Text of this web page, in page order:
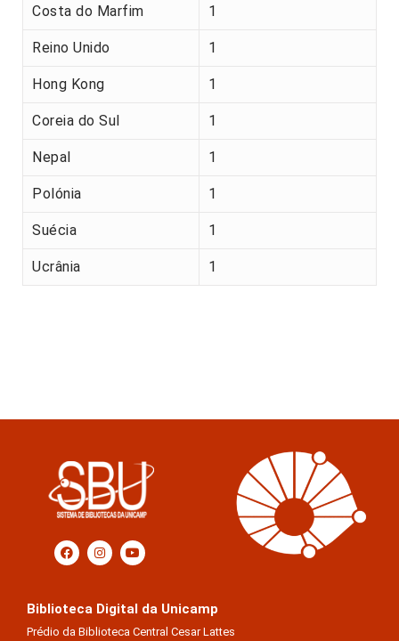
Costa do Marfim 1
Reino Unido 1
Hong Kong 1
Coreia do Sul 1
Nepal 1
Polónia 1
Suécia 1
Ucrânia 1
Biblioteca Digital da Unicamp
Prédio da Biblioteca Central Cesar Lattes